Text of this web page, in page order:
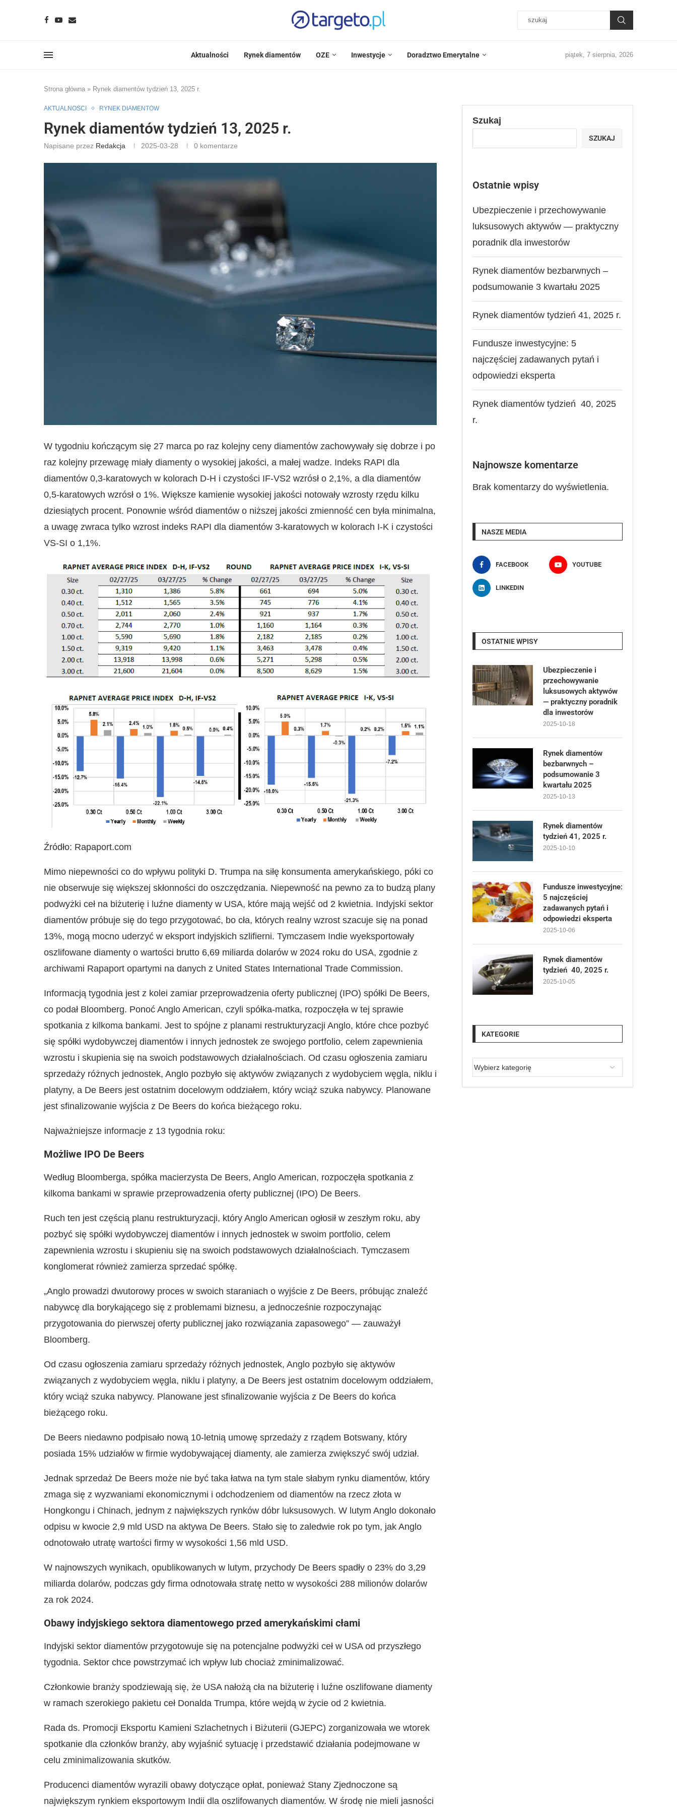
Aktualności Rynek diamentów OZE Inwestycje Doradztwo Emerytalne piątek, 7 sierpnia, 2026
Strona główna » Rynek diamentów tydzień 13, 2025 r.
AKTUALNOŚCI RYNEK DIAMENTÓW
Rynek diamentów tydzień 13, 2025 r.
Napisane przez Redakcja 2025-03-28 0 komentarze
W tygodniu kończącym się 27 marca po raz kolejny ceny diamentów zachowywały się dobrze i po
raz kolejny przewagę miały diamenty o wysokiej jakości, a małej wadze. Indeks RAPI dla
diamentów 0,3-karatowych w kolorach D-H i czystości IF-VS2 wzrósł o 2,1%, a dla diamentów
0,5-karatowych wzrósł o 1%. Większe kamienie wysokiej jakości notowały wzrosty rzędu kilku
dziesiątych procent. Ponownie wśród diamentów o niższej jakości zmienność cen była minimalna,
a uwagę zwraca tylko wzrost indeks RAPI dla diamentów 3-karatowych w kolorach I-K i czystości
VS-SI o 1,1%.
Źródło: Rapaport.com
Mimo niepewności co do wpływu polityki D. Trumpa na siłę konsumenta amerykańskiego, póki co
nie obserwuje się większej skłonności do oszczędzania. Niepewność na pewno za to budzą plany
podwyżki ceł na biżuterię i luźne diamenty w USA, które mają wejść od 2 kwietnia. Indyjski sektor
diamentów próbuje się do tego przygotować, bo cła, których realny wzrost szacuje się na ponad
13%, mogą mocno uderzyć w eksport indyjskich szlifierni. Tymczasem Indie wyeksportowały
oszlifowane diamenty o wartości brutto 6,69 miliarda dolarów w 2024 roku do USA, zgodnie z
archiwami Rapaport opartymi na danych z United States International Trade Commission.
Informacją tygodnia jest z kolei zamiar przeprowadzenia oferty publicznej (IPO) spółki De Beers,
co podał Bloomberg. Ponoć Anglo American, czyli spółka-matka, rozpoczęła w tej sprawie
spotkania z kilkoma bankami. Jest to spójne z planami restrukturyzacji Anglo, które chce pozbyć
się spółki wydobywczej diamentów i innych jednostek ze swojego portfolio, celem zapewnienia
wzrostu i skupienia się na swoich podstawowych działalnościach. Od czasu ogłoszenia zamiaru
sprzedaży różnych jednostek, Anglo pozbyło się aktywów związanych z wydobyciem węgla, niklu i
platyny, a De Beers jest ostatnim docelowym oddziałem, który wciąż szuka nabywcy. Planowane
jest sfinalizowanie wyjścia z De Beers do końca bieżącego roku.
Najważniejsze informacje z 13 tygodnia roku:
Możliwe IPO De Beers
Według Bloomberga, spółka macierzysta De Beers, Anglo American, rozpoczęła spotkania z
kilkoma bankami w sprawie przeprowadzenia oferty publicznej (IPO) De Beers.
Ruch ten jest częścią planu restrukturyzacji, który Anglo American ogłosił w zeszłym roku, aby
pozbyć się spółki wydobywczej diamentów i innych jednostek w swoim portfolio, celem
zapewnienia wzrostu i skupieniu się na swoich podstawowych działalnościach. Tymczasem
konglomerat również zamierza sprzedać spółkę.
„Anglo prowadzi dwutorowy proces w swoich staraniach o wyjście z De Beers, próbując znaleźć
nabywcę dla borykającego się z problemami biznesu, a jednocześnie rozpoczynając
przygotowania do pierwszej oferty publicznej jako rozwiązania zapasowego” — zauważył
Bloomberg.
Od czasu ogłoszenia zamiaru sprzedaży różnych jednostek, Anglo pozbyło się aktywów
związanych z wydobyciem węgla, niklu i platyny, a De Beers jest ostatnim docelowym oddziałem,
który wciąż szuka nabywcy. Planowane jest sfinalizowanie wyjścia z De Beers do końca
bieżącego roku.
De Beers niedawno podpisało nową 10-letnią umowę sprzedaży z rządem Botswany, który
posiada 15% udziałów w firmie wydobywającej diamenty, ale zamierza zwiększyć swój udział.
Jednak sprzedaż De Beers może nie być taka łatwa na tym stale słabym rynku diamentów, który
zmaga się z wyzwaniami ekonomicznymi i odchodzeniem od diamentów na rzecz złota w
Hongkongu i Chinach, jednym z największych rynków dóbr luksusowych. W lutym Anglo dokonało
odpisu w kwocie 2,9 mld USD na aktywa De Beers. Stało się to zaledwie rok po tym, jak Anglo
odnotowało utratę wartości firmy w wysokości 1,56 mld USD.
W najnowszych wynikach, opublikowanych w lutym, przychody De Beers spadły o 23% do 3,29
miliarda dolarów, podczas gdy firma odnotowała stratę netto w wysokości 288 milionów dolarów
za rok 2024.
Obawy indyjskiego sektora diamentowego przed amerykańskimi cłami
Indyjski sektor diamentów przygotowuje się na potencjalne podwyżki ceł w USA od przyszłego
tygodnia. Sektor chce powstrzymać ich wpływ lub chociaż zminimalizować.
Członkowie branży spodziewają się, że USA nałożą cła na biżuterię i luźne oszlifowane diamenty
w ramach szerokiego pakietu ceł Donalda Trumpa, które wejdą w życie od 2 kwietnia.
Rada ds. Promocji Eksportu Kamieni Szlachetnych i Biżuterii (GJEPC) zorganizowała we wtorek
spotkanie dla członków branży, aby wyjaśnić sytuację i przedstawić działania podejmowane w
celu zminimalizowania skutków.
Producenci diamentów wyrazili obawy dotyczące opłat, ponieważ Stany Zjednoczone są
największym rynkiem eksportowym Indii dla oszlifowanych diamentów. W środę nie mieli jasności
Szukaj
SZUKAJ
Ostatnie wpisy
Ubezpieczenie i przechowywanie
luksusowych aktywów — praktyczny
poradnik dla inwestorów
Rynek diamentów bezbarwnych –
podsumowanie 3 kwartału 2025
Rynek diamentów tydzień 41, 2025 r.
Fundusze inwestycyjne: 5
najczęściej zadawanych pytań i
odpowiedzi eksperta
Rynek diamentów tydzień 40, 2025
r.
Najnowsze komentarze
Brak komentarzy do wyświetlenia.
NASZE MEDIA
FACEBOOK YOUTUBE
LINKEDIN
OSTATNIE WPISY
Ubezpieczenie i
przechowywanie
luksusowych aktywów
— praktyczny poradnik
dla inwestorów
2025-10-18
Rynek diamentów
bezbarwnych –
podsumowanie 3
kwartału 2025
2025-10-13
Rynek diamentów
tydzień 41, 2025 r.
2025-10-10
Fundusze inwestycyjne:
5 najczęściej
zadawanych pytań i
odpowiedzi eksperta
2025-10-06
Rynek diamentów
tydzień 40, 2025 r.
2025-10-05
KATEGORIE